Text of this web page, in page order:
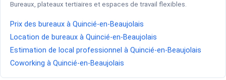
Bureaux, plateaux tertiaires et espaces de travail flexibles.
Prix des bureaux à Quincié-en-Beaujolais
Location de bureaux à Quincié-en-Beaujolais
Estimation de local professionnel à Quincié-en-Beaujolais
Coworking à Quincié-en-Beaujolais